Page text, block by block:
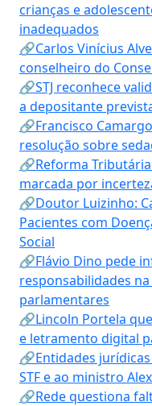
crianças e
inadequados
🔗Carlos Vinícius
conselheiro do
🔗STJ reconhece
a depositante
🔗Francisco
resolução sobre
🔗Reforma
marcada por
🔗Doutor Luizinho:
Pacientes com
Social
🔗Flávio Dino pede
responsabilidades
parlamentares
🔗Lincoln Portela
e letramento digital
🔗Entidades
STF e ao ministro
🔗Rede questiona